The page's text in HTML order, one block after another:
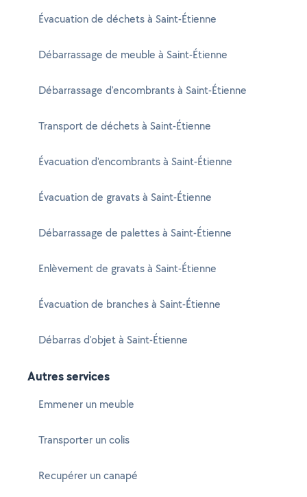
Évacuation de déchets à Saint-Étienne
Débarrassage de meuble à Saint-Étienne
Débarrassage d'encombrants à Saint-Étienne
Transport de déchets à Saint-Étienne
Évacuation d'encombrants à Saint-Étienne
Évacuation de gravats à Saint-Étienne
Débarrassage de palettes à Saint-Étienne
Enlèvement de gravats à Saint-Étienne
Évacuation de branches à Saint-Étienne
Débarras d'objet à Saint-Étienne
Autres services
Emmener un meuble
Transporter un colis
Recupérer un canapé